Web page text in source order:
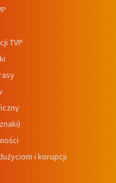
TVP
i korupcji